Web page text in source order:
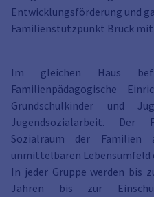
Entwicklungsförderung und
Familienstützpunkt Bruck
Im gleichen Haus
Familienpädagogische
Grundschulkinder und
Jugendsozialarbeit.
Sozialraum der
unmittelbaren Lebensumfeld
In jeder Gruppe werden bis
Jahren bis zur